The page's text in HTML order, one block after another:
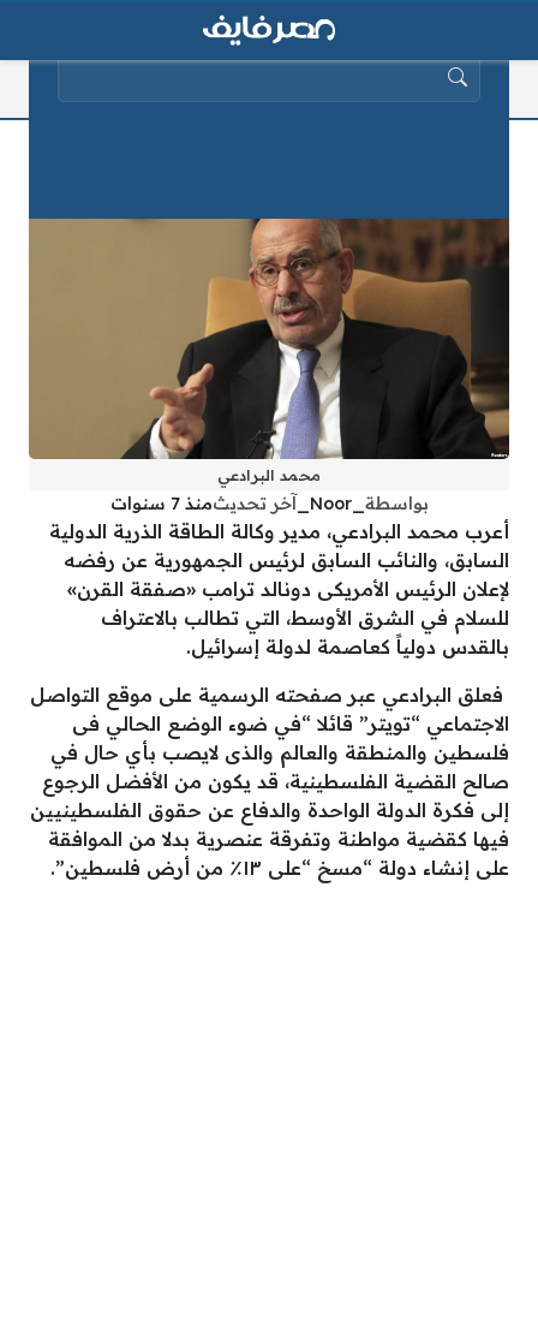
محمد البرادعي
بواسطة _Noor_ آخر تحديثمنذ 7 سنوات
أعرب محمد البرادعي، مدير وكالة الطاقة الذرية الدولية
السابق، والنائب السابق لرئيس الجمهورية عن رفضه
لإعلان الرئيس الأمريكى دونالد ترامب «صفقة القرن»
للسلام في الشرق الأوسط، التي تطالب بالاعتراف
بالقدس دولياً كعاصمة لدولة إسرائيل.
فعلق البرادعي عبر صفحته الرسمية على موقع التواصل
الاجتماعي “تويتر” قائلا “في ضوء الوضع الحالي فى
فلسطين والمنطقة والعالم والذى لايصب بأي حال في
صالح القضية الفلسطينية، قد يكون من الأفضل الرجوع
إلى فكرة الدولة الواحدة والدفاع عن حقوق الفلسطينيين
فيها كقضية مواطنة وتفرقة عنصرية بدلا من الموافقة
على إنشاء دولة “مسخ “على ١٣٪ من أرض فلسطين”.
البحث عن: